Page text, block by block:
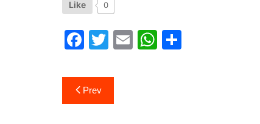
Like 0
F
c
e
T
itt
er
E
W
PostPrev